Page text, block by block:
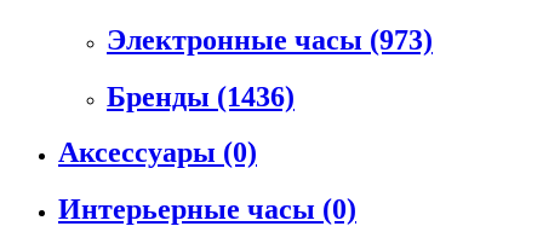
Электронные часы (973)
Бренды (1436)
Аксессуары (0)
Интерьерные часы (0)